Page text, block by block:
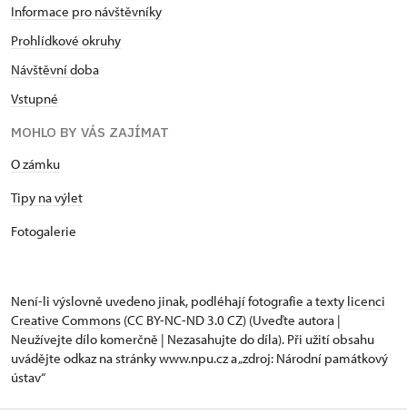
Informace pro návštěvníky
Prohlídkové okruhy
Návštěvní doba
Vstupné
MOHLO BY VÁS ZAJÍMAT
O zámku
Tipy na výlet
Fotogalerie
Není-li výslovně uvedeno jinak, podléhají fotografie a texty licenci
Creative Commons (CC BY-NC-ND 3.0 CZ) (Uveďte autora |
Neužívejte dílo komerčně | Nezasahujte do díla). Při užití obsahu
uvádějte odkaz na stránky www.npu.cz a „zdroj: Národní památkový
ústav“